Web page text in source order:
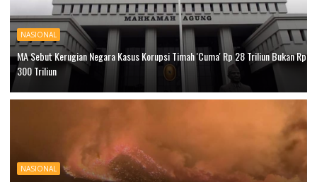
NASIONAL
MA Sebut Kerugian Negara Kasus Korupsi Timah 'Cuma' Rp 28 Triliun Bukan Rp
300 Triliun
NASIONAL